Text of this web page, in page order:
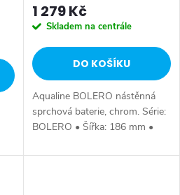
1 279 Kč
Skladem na centrále
DO KOŠÍKU
Aqualine BOLERO nástěnná
sprchová baterie, chrom. Série:
BOLERO • Šířka: 186 mm •
mm • Barva: Chrom • Materiál: